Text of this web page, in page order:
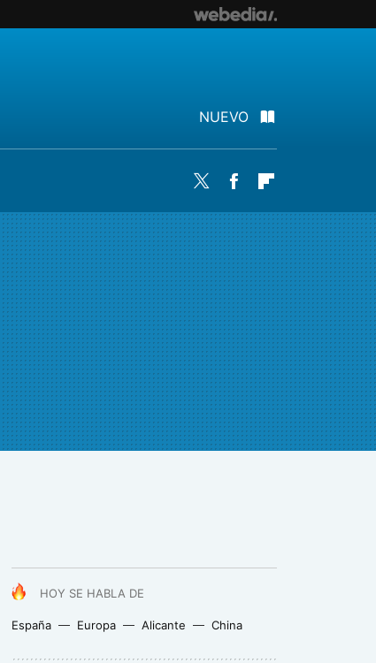
NUEVO
Twitter Facebook
HOY SE HABLA DE
España Europa Alicante China